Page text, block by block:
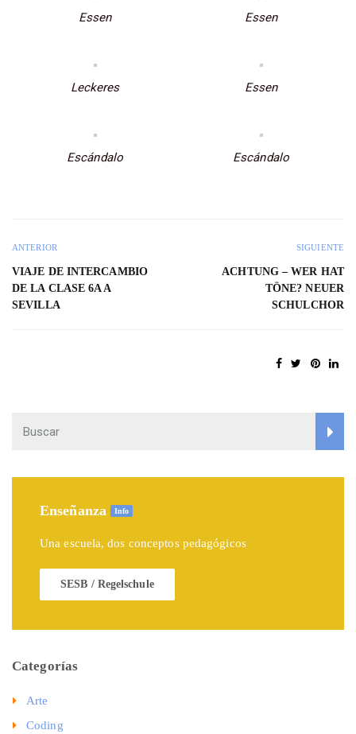
Essen Essen
Leckeres Essen
Escándalo Escándalo
ANTERIOR
VIAJE DE INTERCAMBIO
DE LA CLASE 6A A
SEVILLA
SIGUIENTE
ACHTUNG – WER HAT
TÖNE? NEUER
SCHULCHOR
Enseñanza Info
Una escuela, dos conceptos pedagógicos
SESB / Regelschule
Categorías
Arte
Coding